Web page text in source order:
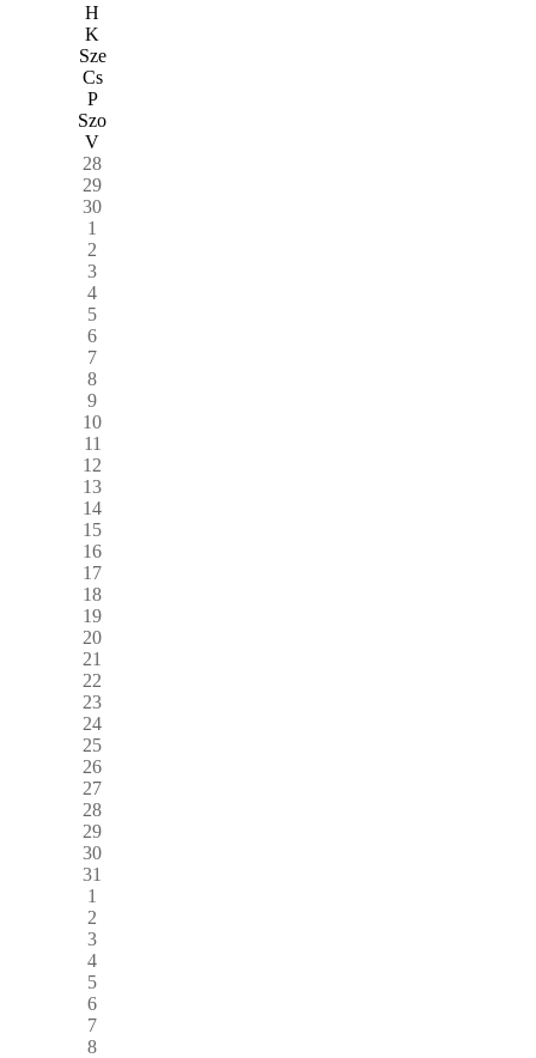
H
K
Sze
Cs
P
Szo
V
28
29
30
1
2
3
4
5
6
7
8
9
10
11
12
13
14
15
16
17
18
19
20
21
22
23
24
25
26
27
28
29
30
31
1
2
3
4
5
6
7
8